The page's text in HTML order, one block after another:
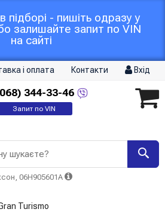
- пишіть одразу у
залишайте запит по VIN
на сайті
і оплата Контакти Вхід
344-33-46
Запит по VIN
шукаєте?
06H905601A
Turismo